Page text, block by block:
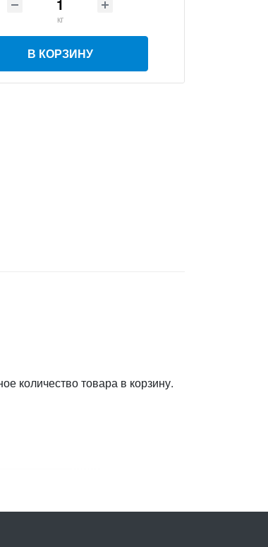
кг
В КОРЗИНУ
количество товара в корзину.